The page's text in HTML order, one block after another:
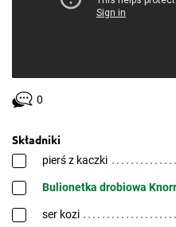
0
Składniki
pierś z kaczki
Bulionetka drobiowa Knorr
ser kozi